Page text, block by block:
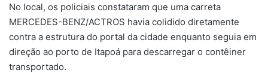
No local, os policiais constataram que uma carreta
MERCEDES-BENZ/ACTROS havia colidido diretamente
contra a estrutura do portal da cidade enquanto seguia em
direção ao porto de Itapoá para descarregar o contêiner
transportado.